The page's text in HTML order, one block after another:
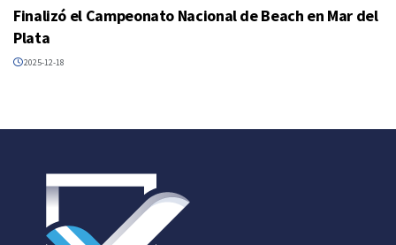
Finalizó el Campeonato Nacional de Beach en Mar del
Plata
2025-12-18